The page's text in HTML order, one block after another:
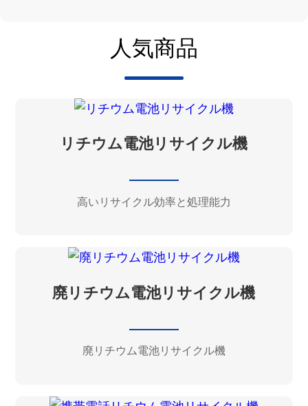
人気商品
リチウム電池リサイクル機
高いリサイクル効率と処理能力
廃リチウム電池リサイクル機
廃リチウム電池リサイクル機